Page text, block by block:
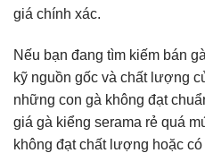
giá chính xác.
Nếu bạn đang tìm kiếm bán
kỹ nguồn gốc và chất lượng
những con gà không đạt
giá gà kiểng serama rẻ quá
không đạt chất lượng hoặc